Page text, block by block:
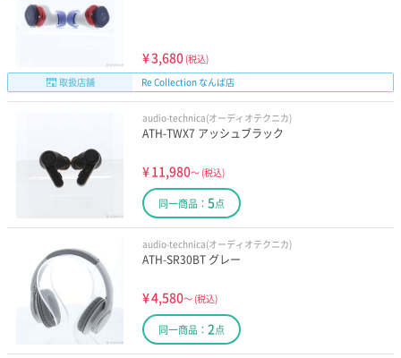
¥3,680 (税込)
取扱店舗
Re Collection なんば店
audio-technica(オーディオテクニカ)
ATH-TWX7 アッシュブラック
¥11,980～ (税込)
同一商品： 5点
audio-technica(オーディオテクニカ)
ATH-SR30BT グレー
¥4,580～ (税込)
同一商品： 2点